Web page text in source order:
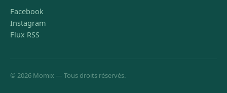
Facebook
Instagram
Flux RSS
© 2026 Momix — Tous droits réservés.